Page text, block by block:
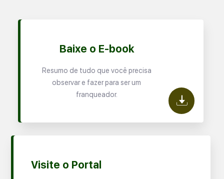
Baixe o E-book
Resumo de tudo que você precisa
observar e fazer para ser um
franqueador.
Visite o Portal